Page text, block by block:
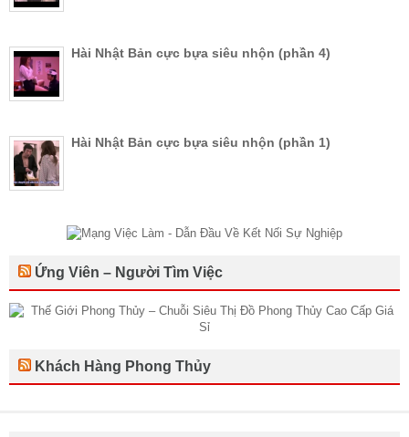
Hài Nhật Bản cực bựa siêu nhộn (phần 4)
Hài Nhật Bản cực bựa siêu nhộn (phần 1)
Ứng Viên – Người Tìm Việc
Khách Hàng Phong Thủy